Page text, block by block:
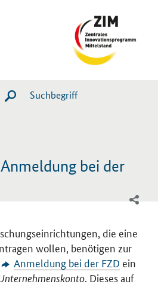
SUCHE STARTEN
bei der
die eine
wollen, benötigen zur
Anmeldung bei der FZD ein
. Dieses auf